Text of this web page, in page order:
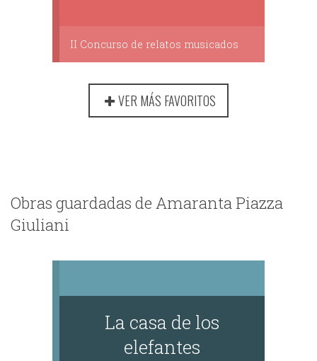
II Concurso de relatos musicados
VER MÁS FAVORITOS
Obras guardadas de Amaranta Piazza
Giuliani
La casa de los
elefantes